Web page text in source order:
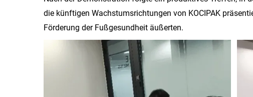
die künftigen Wachstumsrichtungen von KOCIPAK
Förderung der Fußgesundheit äußerten.